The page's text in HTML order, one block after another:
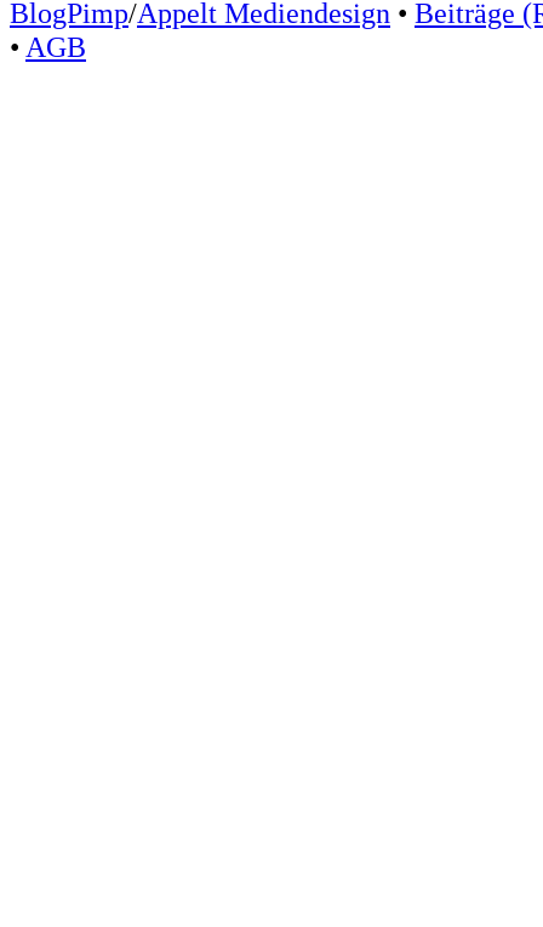
BlogPimp/Appelt Mediendesign • Beiträge
• AGB